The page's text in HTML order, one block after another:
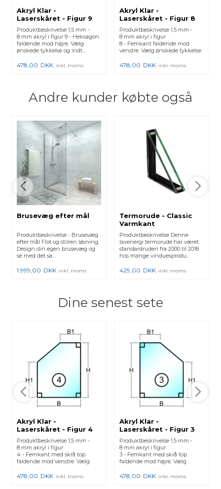
Akryl Klar -
Laserskåret - Figur 9
Produktbeskrivelse 1,5 mm -
8 mm akryl i figur 9 - Heksagon
faldende mod højre. Vælg
ønskede tykkelse og indt...
478,00 DKK inkl. moms
Akryl Klar -
Laserskåret - Figur 8
Produktbeskrivelse 1,5 mm -
8 mm akryl i figur
8 - Femkant faldende mod
venstre. Vælg ønskede tykkelse
478,00 DKK inkl. moms
Andre kunder købte også
Brusevæg efter mål
Produktbeskrivelse - Brusevæg
efter mål Flot og stilren løsning.
Design din egen brusevæg og
se med det sa...
1.999,00 DKK inkl. moms
Termorude - Classic
Varmkant
Produktbeskrivelse Denne
lavenergi termorude har været
standardruden fra 2000 til 2018
hos mange vinduesprodu...
429,00 DKK inkl. moms
Dine senest sete
Akryl Klar -
Laserskåret - Figur 4
Produktbeskrivelse 1,5 mm -
8 mm akryl i figur
4 - Femkant med skrå top
faldende mod venstre. Vælg
478,00 DKK inkl. moms
Akryl Klar -
Laserskåret - Figur 3
Produktbeskrivelse 1,5 mm -
8 mm akryl i figur
3 - Femkant med skrå top
faldende mod højre. Vælg
478,00 DKK inkl. moms